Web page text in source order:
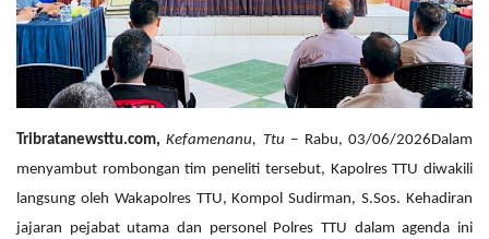
Tribratanewsttu.com,Kefamenanu, Ttu – Rabu, 03/06/2026Dalam
menyambut rombongan tim peneliti tersebut, Kapolres TTU diwakili
langsung oleh Wakapolres TTU, Kompol Sudirman, S.Sos. Kehadiran
jajaran pejabat utama dan personel Polres TTU dalam agenda ini